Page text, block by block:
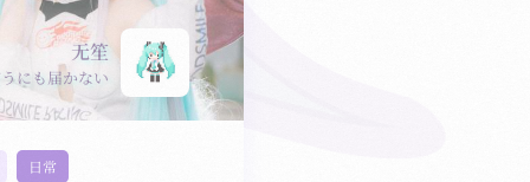
无笙
にも届かない
日常